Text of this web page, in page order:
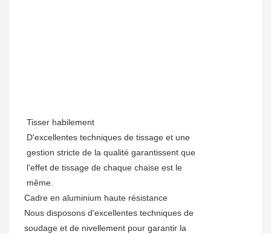
Tisser habilement
D'excellentes techniques de tissage et une
gestion stricte de la qualité garantissent que
l'effet de tissage de chaque chaise est le
même.
Cadre en aluminium haute résistance
Nous disposons d'excellentes techniques de
soudage et de nivellement pour garantir la